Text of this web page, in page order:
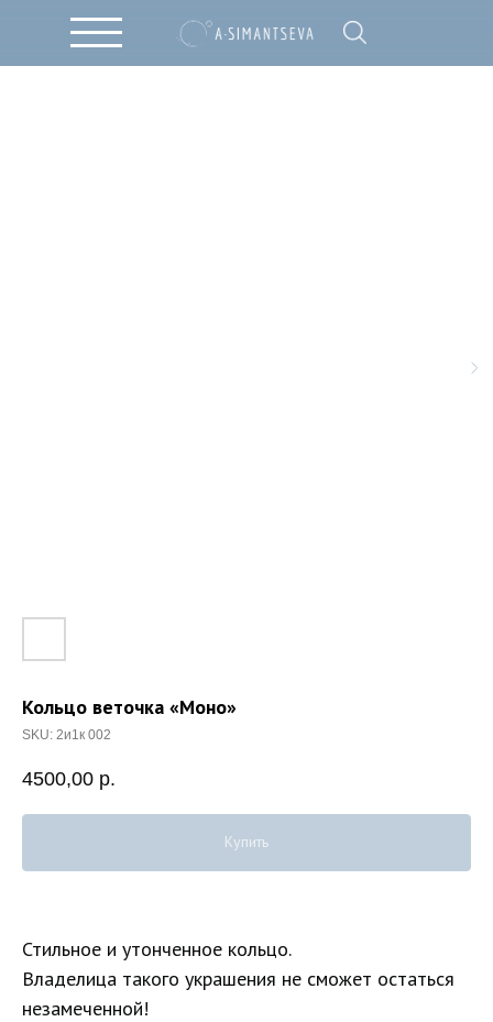
Кольцо веточка «Моно»
SKU: 2и1к 002
4500,00 р.
Купить
Стильное и утонченное кольцо.
Владелица такого украшения не сможет остаться
незамеченной!